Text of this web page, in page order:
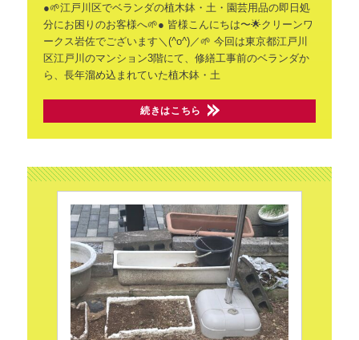
●🌱江戸川区でベランダの植木鉢・土・園芸用品の即日処
分にお困りのお客様へ🌱● 皆様こんにちは〜🌟クリーンワ
ークス岩佐でございます＼(^o^)／🌱 今回は東京都江戸川
区江戸川のマンション3階にて、修繕工事前のベランダか
ら、長年溜め込まれていた植木鉢・土
続きはこちら